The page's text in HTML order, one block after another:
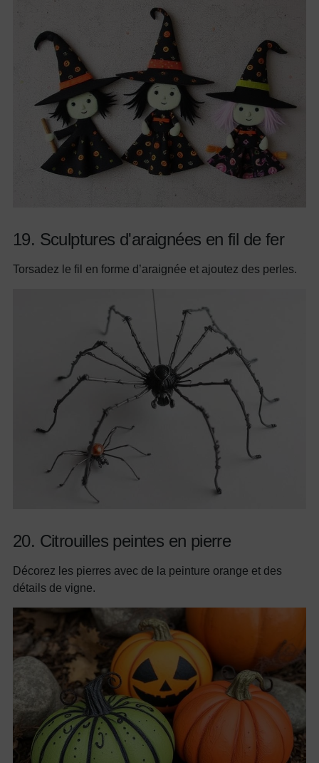
19. Sculptures d'araignées en fil de fer
Torsadez le fil en forme d’araignée et ajoutez des perles.
20. Citrouilles peintes en pierre
Décorez les pierres avec de la peinture orange et des
détails de vigne.